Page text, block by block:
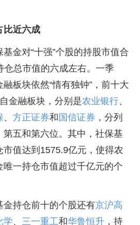
比近六成
金对“十强”个股的持股市值合
仓总市值的六成左右。一季
板块依然“情有独钟”，前十大
金融板块，分别是农业银行、
、 方正证券和 国信证券 ，分列
五和第六位。其中，社保基
值达到1575.9亿元，使得农
唯一持仓市值超过千亿元的个
金持仓前十的个股还有京沪高
学、 三一重工和华鲁恒升，持